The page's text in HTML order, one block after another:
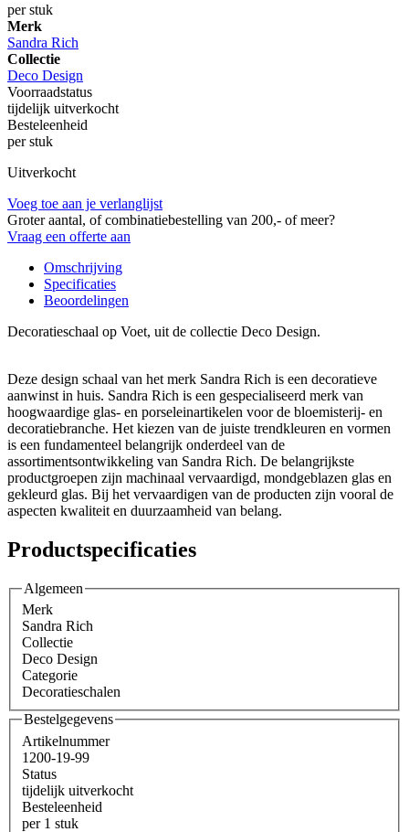
per stuk
Merk
Sandra Rich
Collectie
Deco Design
Voorraadstatus
tijdelijk uitverkocht
Besteleenheid
per stuk
Uitverkocht
Voeg toe aan je verlanglijst
Groter aantal, of combinatiebestelling van 200,- of meer?
Vraag een offerte aan
Omschrijving
Specificaties
Beoordelingen
Decoratieschaal op Voet, uit de collectie Deco Design.
Deze design schaal van het merk Sandra Rich is een decoratieve
aanwinst in huis. Sandra Rich is een gespecialiseerd merk van
hoogwaardige glas- en porseleinartikelen voor de bloemisterij- en
decoratiebranche. Het kiezen van de juiste trendkleuren en vormen
is een fundamenteel belangrijk onderdeel van de
assortimentsontwikkeling van Sandra Rich. De belangrijkste
productgroepen zijn machinaal vervaardigd, mondgeblazen glas en
gekleurd glas. Bij het vervaardigen van de producten zijn vooral de
aspecten kwaliteit en duurzaamheid van belang.
Productspecificaties
Algemeen
Merk
Sandra Rich
Collectie
Deco Design
Categorie
Decoratieschalen
Bestelgegevens
Artikelnummer
1200-19-99
Status
tijdelijk uitverkocht
Besteleenheid
per 1 stuk